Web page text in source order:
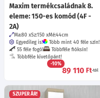
Maxim termékcsaládnak 8.
eleme: 150-es komód (4F -
2A)
Ma:80 Sz:150 Mé:44cm
Egyedileg is!
Több mint 40 féle szín!
55 féle fogó!
Többféle fióksín!
Többféle kivetőpánt!
-10%
89 110 Ft-tól
SZUPER ÁR!